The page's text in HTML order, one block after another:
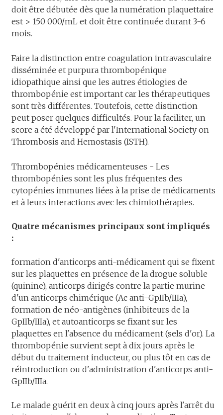
doit être débutée dès que la numération plaquettaire
est > 150 000/mL et doit être continuée durant 3-6
mois.
Faire la distinction entre coagulation intravasculaire
disséminée et purpura thrombopénique
idiopathique ainsi que les autres étiologies de
thrombopénie est important car les thérapeutiques
sont très différentes. Toutefois, cette distinction
peut poser quelques difficultés. Pour la faciliter, un
score a été développé par l'International Society on
Thrombosis and Hemostasis (ISTH).
Thrombopénies médicamenteuses - Les
thrombopénies sont les plus fréquentes des
cytopénies immunes liées à la prise de médicaments
et à leurs interactions avec les chimiothérapies.
Quatre mécanismes principaux sont impliqués
:
formation d'anticorps anti-médicament qui se fixent
sur les plaquettes en présence de la drogue soluble
(quinine), anticorps dirigés contre la partie murine
d'un anticorps chimérique (Ac anti-GpIIb/IIIa),
formation de néo-antigènes (inhibiteurs de la
GpIIb/IIIa), et autoanticorps se fixant sur les
plaquettes en l'absence du médicament (sels d'or). La
thrombopénie survient sept à dix jours après le
début du traitement inducteur, ou plus tôt en cas de
réintroduction ou d'administration d'anticorps anti-
GpIIb/IIIa.
Le malade guérit en deux à cinq jours après l'arrêt du